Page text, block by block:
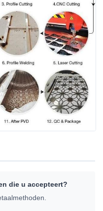
die u accepteert?